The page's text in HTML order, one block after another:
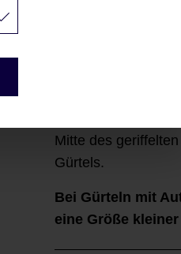
Gürtel Länge
Ihres Gürtels dient
Dieser definiert
mittleren Loch der
Bei einem Gürtel
Mitte des
Gürtels.
Bei Gürteln mit
eine Größe